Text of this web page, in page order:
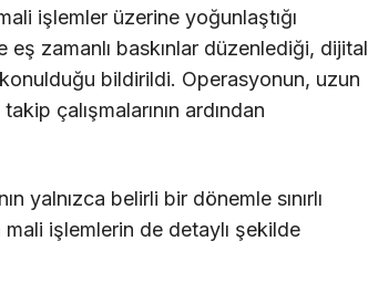
işlemler üzerine yoğunlaştığı
zamanlı baskınlar düzenlediği, dijital
bildirildi. Operasyonun, uzun
çalışmalarının ardından
yalnızca belirli bir dönemle sınırlı
mali işlemlerin de detaylı şekilde